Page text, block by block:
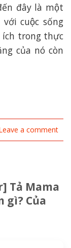
đây là một
cuộc sống
ích trong thực
của nó còn
a comment
Tả Mama
gì? Của